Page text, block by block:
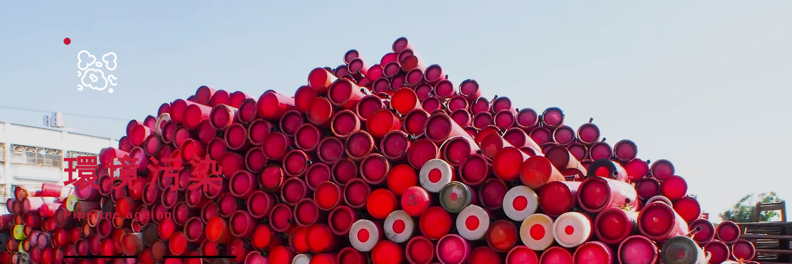
環境污染
Pipeline ageing